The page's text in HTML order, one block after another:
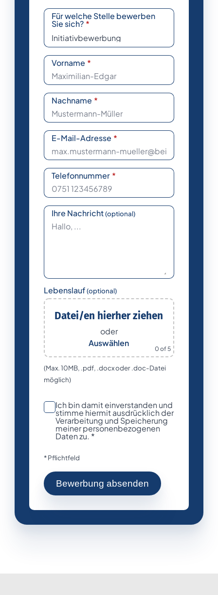
Für welche Stelle bewerben
Sie sich? *
Vorname *
Nachname *
E-Mail-Adresse *
Telefonnummer *
Ihre Nachricht(optional)
Lebenslauf(optional)
Datei/en hierher ziehen
oder
Auswählen
0 of 5
(Max. 10MB, .pdf, .docx oder .doc-Datei
möglich)
Ich bin damit einverstanden und
stimme hiermit ausdrücklich der
Verarbeitung und Speicherung
meiner personenbezogenen
Daten zu. *
* Pflichtfeld